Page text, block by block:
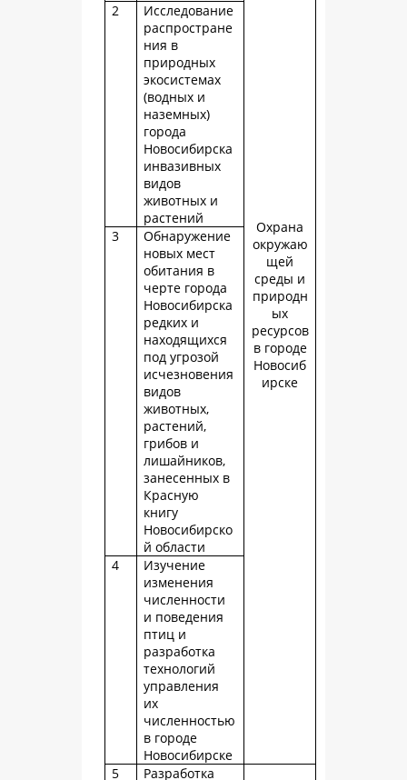
Охрана
окружаю
щей
среды и
природн
ых
ресурсов
в городе
Новосиб
ирске
2
Исследование
распростране
ния в
природных
экосистемах
(водных и
наземных)
города
Новосибирска
инвазивных
видов
животных и
растений
3
Обнаружение
новых мест
обитания в
черте города
Новосибирска
редких и
находящихся
под угрозой
исчезновения
видов
животных,
растений,
грибов и
лишайников,
занесенных в
Красную
книгу
Новосибирско
й области
4
Изучение
изменения
численности
и поведения
птиц и
разработка
технологий
управления
их
численностью
в городе
Новосибирске
5
Разработка